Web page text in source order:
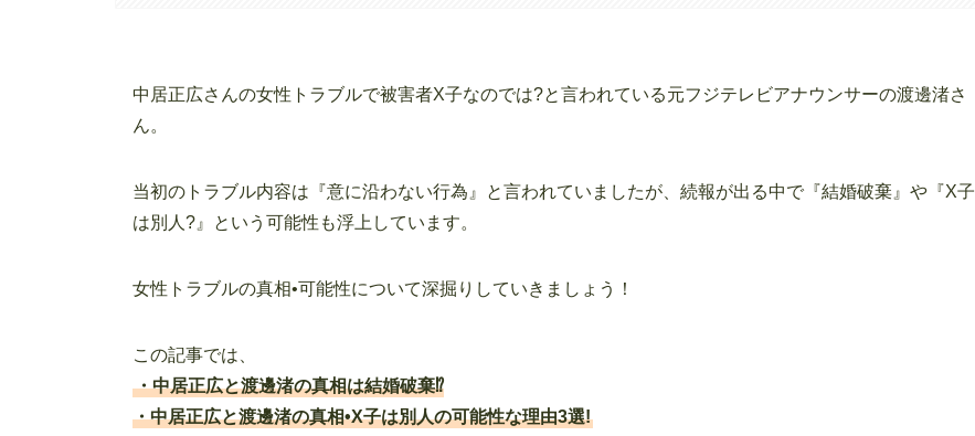
中居正広さんの女性トラブルで被害者X子なのでは?と言われている元フジテレビアナウンサーの渡邊渚さ
ん。
当初のトラブル内容は『意に沿わない行為』と言われていましたが、続報が出る中で『結婚破棄』や『X子
は別人?』という可能性も浮上しています。
女性トラブルの真相•可能性について深掘りしていきましょう！
この記事では、
・中居正広と渡邊渚の真相は結婚破棄⁉︎
・中居正広と渡邊渚の真相•X子は別人の可能性な理由3選!